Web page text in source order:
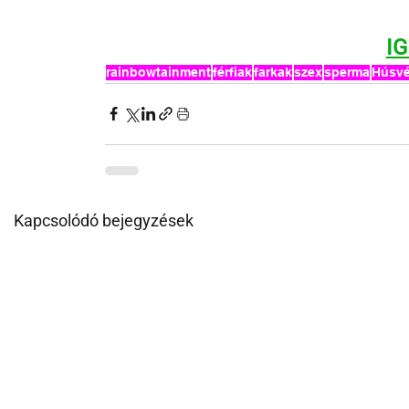
rainbowtainmentférfiakfarkakszexsperma
Kapcsolódó bejegyzések